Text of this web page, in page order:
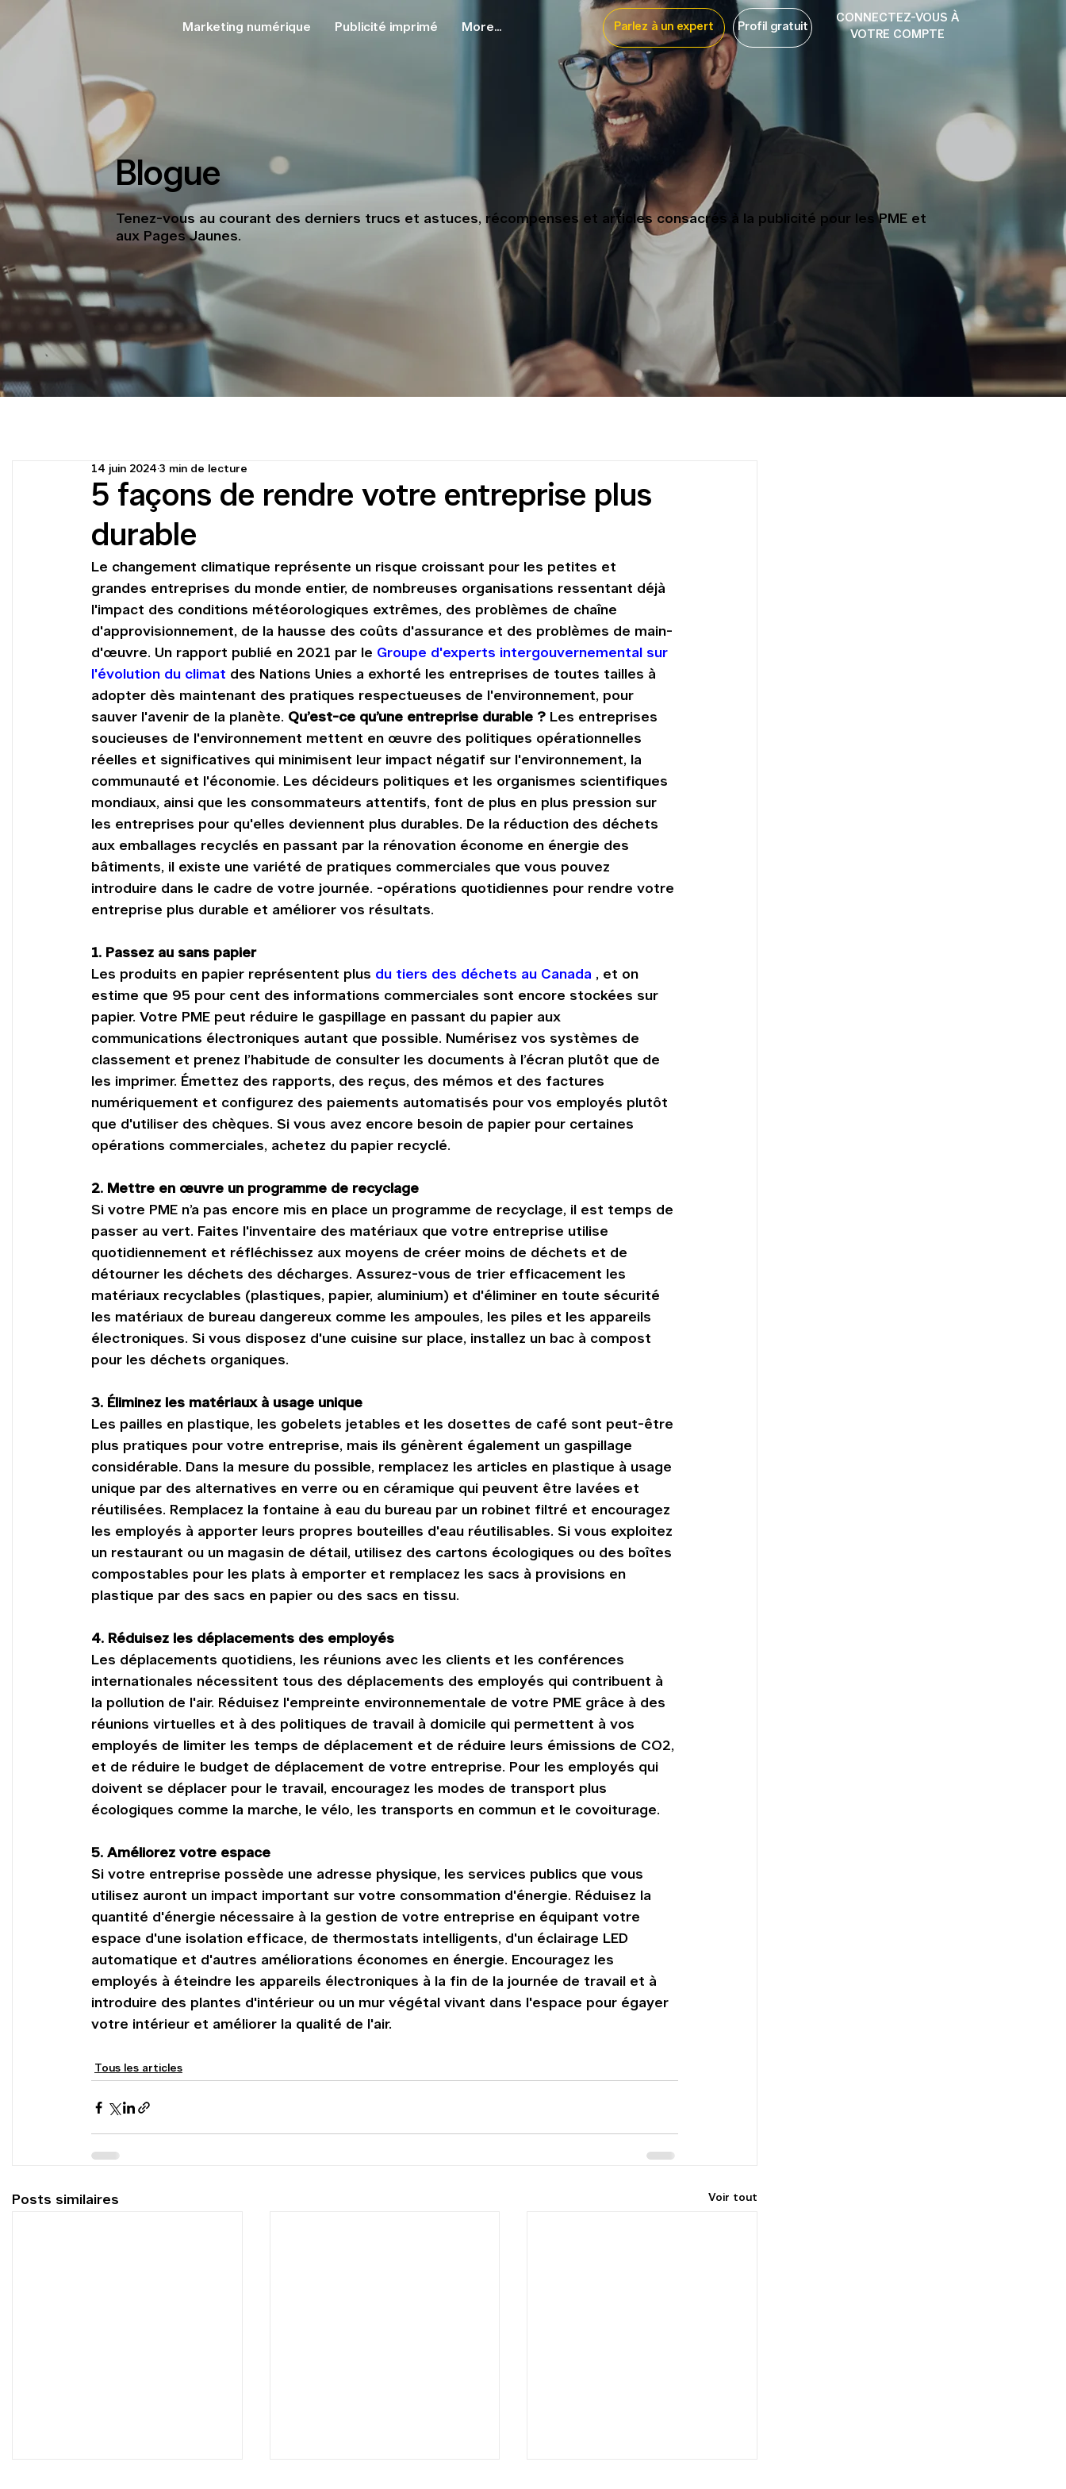
Marketing numérique Publicité imprimé More... Parlez à un expert Profil gratuit
CONNECTEZ-VOUS À
VOTRE COMPTE
Blogue
Tenez-vous au courant des derniers trucs et astuces, récompenses et articles consacrés à la publicité pour les PME et
aux Pages Jaunes.
5 façons de rendre votre entreprise plus
durable
14 juin 2024 3 min de lecture
Le changement climatique représente un risque croissant pour les petites et
grandes entreprises du monde entier, de nombreuses organisations ressentant déjà
l'impact des conditions météorologiques extrêmes, des problèmes de chaîne
d'approvisionnement, de la hausse des coûts d'assurance et des problèmes de main-
d'œuvre. Un rapport publié en 2021 par le Groupe d'experts intergouvernemental sur
l'évolution du climat des Nations Unies a exhorté les entreprises de toutes tailles à
adopter dès maintenant des pratiques respectueuses de l'environnement, pour
sauver l'avenir de la planète. Qu’est-ce qu’une entreprise durable ? Les entreprises
soucieuses de l'environnement mettent en œuvre des politiques opérationnelles
réelles et significatives qui minimisent leur impact négatif sur l'environnement, la
communauté et l'économie. Les décideurs politiques et les organismes scientifiques
mondiaux, ainsi que les consommateurs attentifs, font de plus en plus pression sur
les entreprises pour qu'elles deviennent plus durables. De la réduction des déchets
aux emballages recyclés en passant par la rénovation économe en énergie des
bâtiments, il existe une variété de pratiques commerciales que vous pouvez
introduire dans le cadre de votre journée. -opérations quotidiennes pour rendre votre
entreprise plus durable et améliorer vos résultats.
1. Passez au sans papier
Les produits en papier représentent plus du tiers des déchets au Canada , et on
estime que 95 pour cent des informations commerciales sont encore stockées sur
papier. Votre PME peut réduire le gaspillage en passant du papier aux
communications électroniques autant que possible. Numérisez vos systèmes de
classement et prenez l’habitude de consulter les documents à l’écran plutôt que de
les imprimer. Émettez des rapports, des reçus, des mémos et des factures
numériquement et configurez des paiements automatisés pour vos employés plutôt
que d'utiliser des chèques. Si vous avez encore besoin de papier pour certaines
opérations commerciales, achetez du papier recyclé.
2. Mettre en œuvre un programme de recyclage
Si votre PME n’a pas encore mis en place un programme de recyclage, il est temps de
passer au vert. Faites l'inventaire des matériaux que votre entreprise utilise
quotidiennement et réfléchissez aux moyens de créer moins de déchets et de
détourner les déchets des décharges. Assurez-vous de trier efficacement les
matériaux recyclables (plastiques, papier, aluminium) et d'éliminer en toute sécurité
les matériaux de bureau dangereux comme les ampoules, les piles et les appareils
électroniques. Si vous disposez d'une cuisine sur place, installez un bac à compost
pour les déchets organiques.
3. Éliminez les matériaux à usage unique
Les pailles en plastique, les gobelets jetables et les dosettes de café sont peut-être
plus pratiques pour votre entreprise, mais ils génèrent également un gaspillage
considérable. Dans la mesure du possible, remplacez les articles en plastique à usage
unique par des alternatives en verre ou en céramique qui peuvent être lavées et
réutilisées. Remplacez la fontaine à eau du bureau par un robinet filtré et encouragez
les employés à apporter leurs propres bouteilles d'eau réutilisables. Si vous exploitez
un restaurant ou un magasin de détail, utilisez des cartons écologiques ou des boîtes
compostables pour les plats à emporter et remplacez les sacs à provisions en
plastique par des sacs en papier ou des sacs en tissu.
4. Réduisez les déplacements des employés
Les déplacements quotidiens, les réunions avec les clients et les conférences
internationales nécessitent tous des déplacements des employés qui contribuent à
la pollution de l'air. Réduisez l'empreinte environnementale de votre PME grâce à des
réunions virtuelles et à des politiques de travail à domicile qui permettent à vos
employés de limiter les temps de déplacement et de réduire leurs émissions de CO2,
et de réduire le budget de déplacement de votre entreprise. Pour les employés qui
doivent se déplacer pour le travail, encouragez les modes de transport plus
écologiques comme la marche, le vélo, les transports en commun et le covoiturage.
5. Améliorez votre espace
Si votre entreprise possède une adresse physique, les services publics que vous
utilisez auront un impact important sur votre consommation d'énergie. Réduisez la
quantité d'énergie nécessaire à la gestion de votre entreprise en équipant votre
espace d'une isolation efficace, de thermostats intelligents, d'un éclairage LED
automatique et d'autres améliorations économes en énergie. Encouragez les
employés à éteindre les appareils électroniques à la fin de la journée de travail et à
introduire des plantes d'intérieur ou un mur végétal vivant dans l'espace pour égayer
votre intérieur et améliorer la qualité de l'air.
Tous les articles
Posts similaires Voir tout